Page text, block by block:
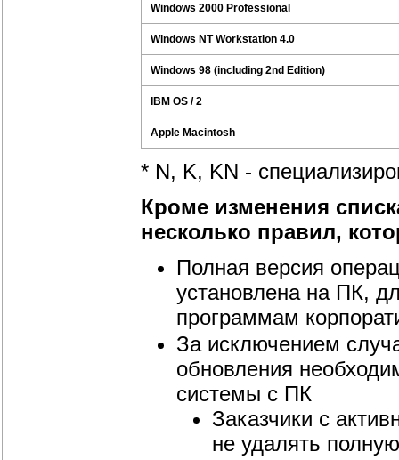
Windows 2000 Professional
Windows NT Workstation 4.0
Windows 98 (including 2nd Edition)
IBM OS / 2
Apple Macintosh
* N, K, KN -
Кроме изменения
несколько правил,
Полная версия
установлена на ПК,
программам
За исключением
обновления
системы с ПК
Заказчики с
не удалять